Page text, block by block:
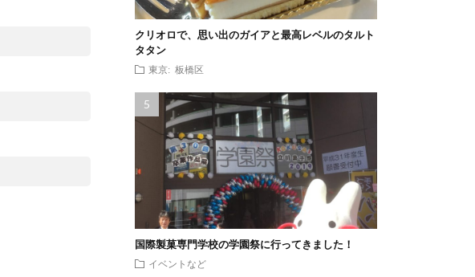
クリオロで、思い出のガイアと最高レベルのタルト
タタン
東京: 板橋区
国際製菓専門学校の学園祭に行ってきました！
イベントなど